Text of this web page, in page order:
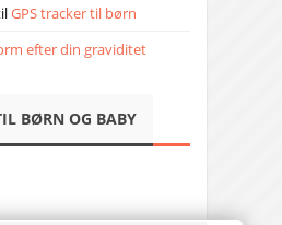
GPS tracker til børn
efter din graviditet
BØRN OG BABY